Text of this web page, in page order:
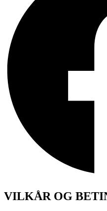
VILKÅR OG